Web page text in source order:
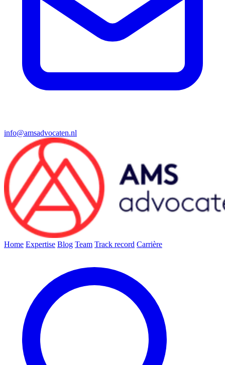
info@amsadvocaten.nl
Home Expertise Blog Team Track record Carrière